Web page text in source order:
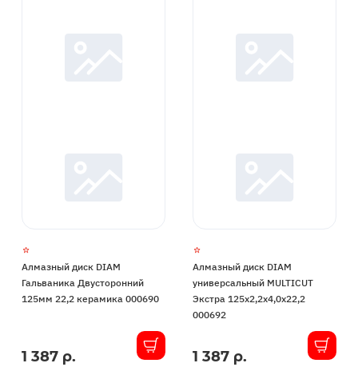
Алмазный диск DIAM
Гальваника Двусторонний
125мм 22,2 керамика 000690
В1 387 р.
Алмазный диск DIAM
универсальный MULTICUT
Экстра 125х2,2х4,0х22,2
000692
В1 387 р.